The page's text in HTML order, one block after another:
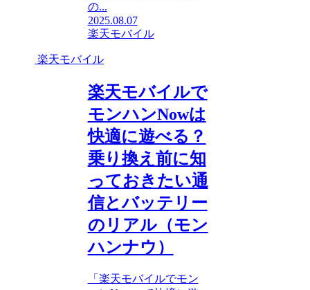
の...
2025.08.07
楽天モバイル
楽天モバイル
楽天モバイルで
モンハンNowは
快適に遊べる？
乗り換え前に知
っておきたい通
信とバッテリー
のリアル（モン
ハンナウ）
「楽天モバイルでモン